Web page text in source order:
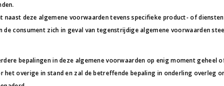
naast deze algemene voorwaarden tevens specifieke product- of
de consument zich in geval van tegenstrijdige algemene voorwaarden
bepalingen in deze algemene voorwaarden op enig moment
het overige in stand en zal de betreffende bepaling in onderling overleg